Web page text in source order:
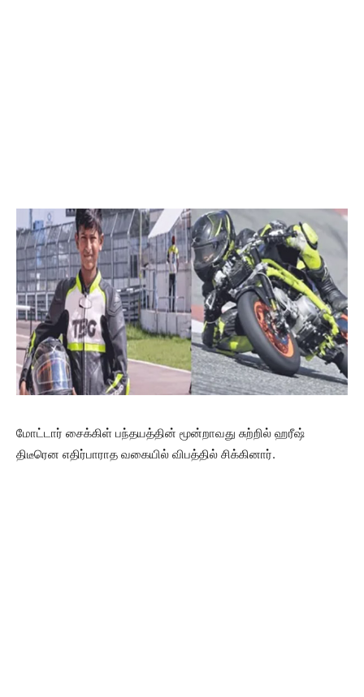
மோட்டார் சைக்கிள் பந்தயத்தின் மூன்றாவது சுற்றில் ஹரீஷ்
திடீரென எதிர்பாராத வகையில் விபத்தில் சிக்கினார்.